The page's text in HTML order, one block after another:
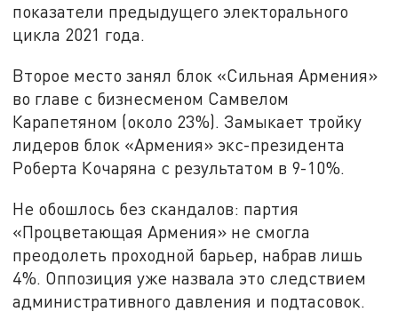
показатели предыдущего электорального
цикла 2021 года.
Второе место занял блок «Сильная Армения»
во главе с бизнесменом Самвелом
Карапетяном (около 23%). Замыкает тройку
лидеров блок «Армения» экс-президента
Роберта Кочаряна с результатом в 9-10%.
Не обошлось без скандалов: партия
«Процветающая Армения» не смогла
преодолеть проходной барьер, набрав лишь
4%. Оппозиция уже назвала это следствием
административного давления и подтасовок.